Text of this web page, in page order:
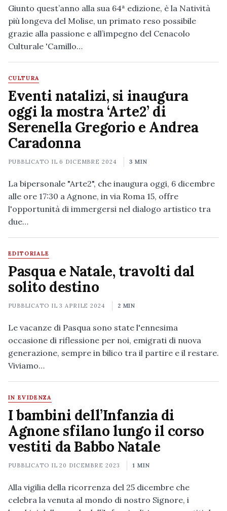
Giunto quest’anno alla sua 64ª edizione, è la Natività
più longeva del Molise, un primato reso possibile
grazie alla passione e all’impegno del Cenacolo
Culturale 'Camillo…
CULTURA
Eventi natalizi, si inaugura
oggi la mostra ‘Arte2’ di
Serenella Gregorio e Andrea
Caradonna
PUBBLICATO IL 6 DICEMBRE 2024 3 MIN
La bipersonale "Arte2", che inaugura oggi, 6 dicembre
alle ore 17:30 a Agnone, in via Roma 15, offre
l'opportunità di immergersi nel dialogo artistico tra
due…
EDITORIALE
Pasqua e Natale, travolti dal
solito destino
PUBBLICATO IL3 APRILE 2024 2 MIN
Le vacanze di Pasqua sono state l'ennesima
occasione di riflessione per noi, emigrati di nuova
generazione, sempre in bilico tra il partire e il restare.
Viviamo…
IN EVIDENZA
I bambini dell’Infanzia di
Agnone sfilano lungo il corso
vestiti da Babbo Natale
PUBBLICATO IL20 DICEMBRE 2023 1 MIN
Alla vigilia della ricorrenza del 25 dicembre che
celebra la venuta al mondo di nostro Signore, i